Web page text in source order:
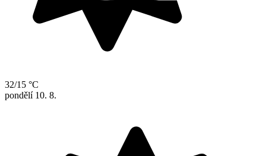
32/15 °C
pondělí 10. 8.